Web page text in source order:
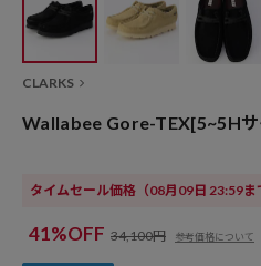
CLARKS
Wallabee Gore-TEX[5~5H
タイムセール価格 （08月09日 23:59ま
41%OFF 34,100円 参考価格について